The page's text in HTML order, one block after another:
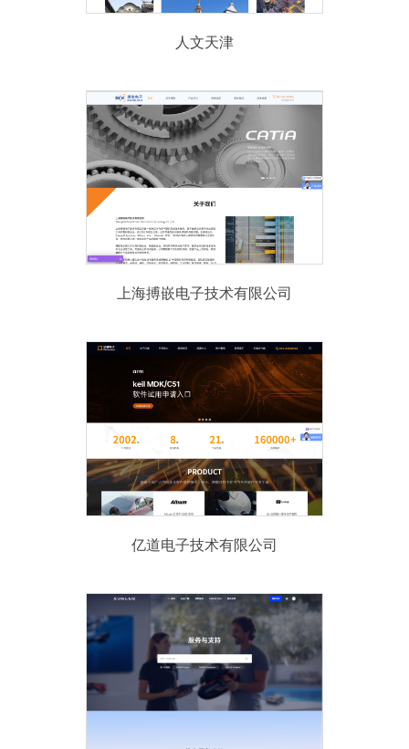
人文天津
上海搏嵌电子技术有限公司
亿道电子技术有限公司